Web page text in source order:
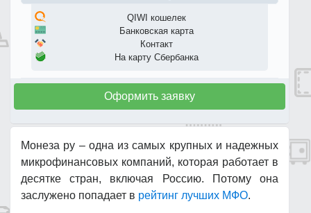
QIWI кошелек
Банковская карта
Контакт
На карту Сбербанка
Оформить заявку
Монеза ру – одна из самых крупных и надежных
микрофинансовых компаний, которая работает в
десятке стран, включая Россию. Потому она
заслужено попадает в рейтинг лучших МФО.